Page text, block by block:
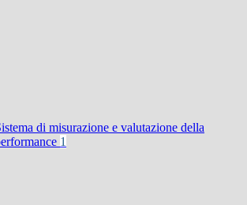
di misurazione e valutazione della
1